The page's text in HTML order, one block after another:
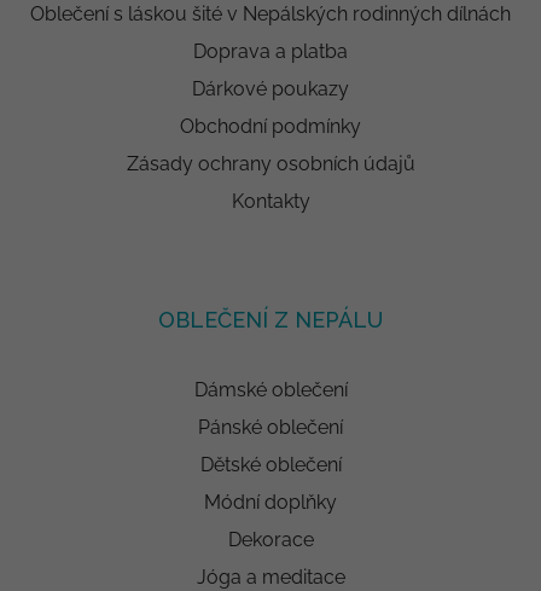
Oblečení s láskou šité v Nepálských rodinných dílnách
Doprava a platba
Dárkové poukazy
Obchodní podmínky
Zásady ochrany osobních údajů
Kontakty
OBLEČENÍ Z NEPÁLU
Dámské oblečení
Pánské oblečení
Dětské oblečení
Módní doplňky
Dekorace
Jóga a meditace